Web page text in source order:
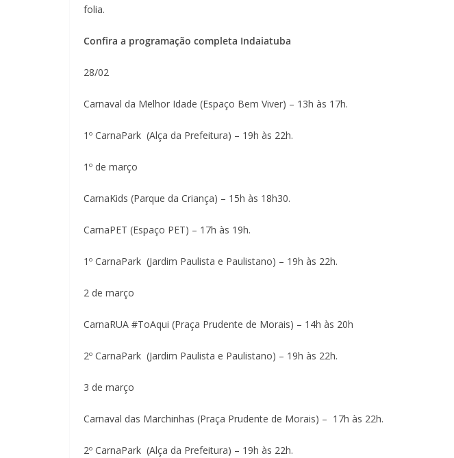
folia.
Confira a programação completa Indaiatuba
28/02
Carnaval da Melhor Idade (Espaço Bem Viver) – 13h às 17h.
1º CarnaPark (Alça da Prefeitura) – 19h às 22h.
1º de março
CarnaKids (Parque da Criança) – 15h às 18h30.
CarnaPET (Espaço PET) – 17h às 19h.
1º CarnaPark (Jardim Paulista e Paulistano) – 19h às 22h.
2 de março
CarnaRUA #ToAqui (Praça Prudente de Morais) – 14h às 20h
2º CarnaPark (Jardim Paulista e Paulistano) – 19h às 22h.
3 de março
Carnaval das Marchinhas (Praça Prudente de Morais) – 17h às 22h.
2º CarnaPark (Alça da Prefeitura) – 19h às 22h.